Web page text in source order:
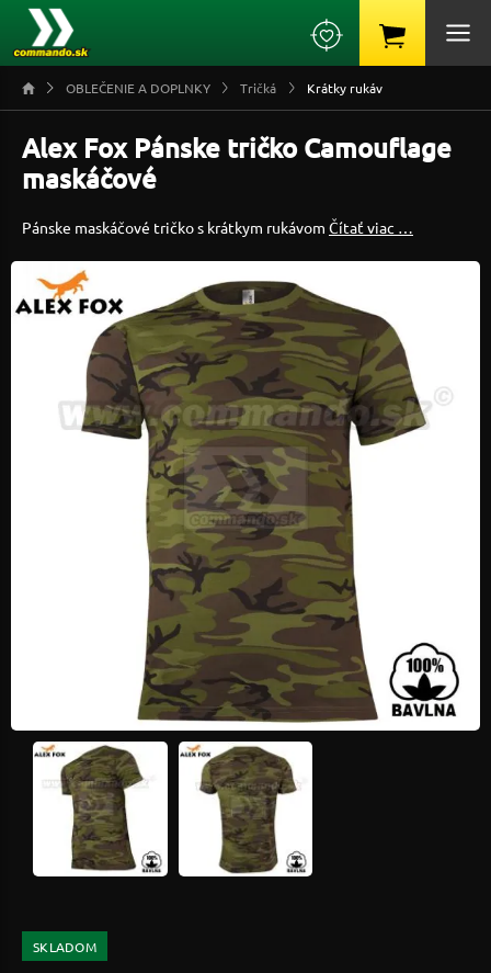
OBLEČENIE A DOPLNKY Tričká Krátky rukáv
Alex Fox Pánske tričko Camouflage
maskáčové
Pánske maskáčové tričko s krátkym rukávom Čítať viac …
SKLADOM